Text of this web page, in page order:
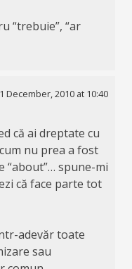
“trebuie”, “ar
December, 2010 at 10:40
că ai dreptate cu
nu prea a fost
“about”… spune-mi
că face parte tot
adevăr toate
sau